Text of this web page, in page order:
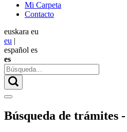
Mi Carpeta
Contacto
euskara eu
eu |
español es
es
Búsqueda de trámites